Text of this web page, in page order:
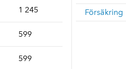
Försäkring
1 245
599
599